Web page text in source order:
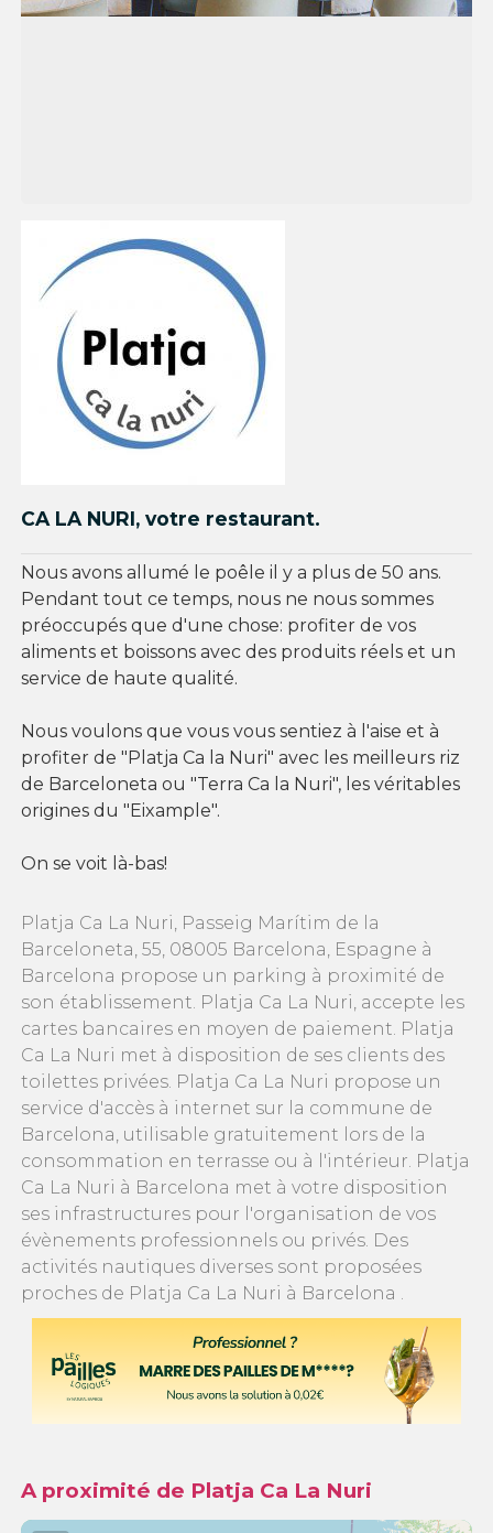
CA LA NURI, votre restaurant.
Nous avons allumé le poêle il y a plus de 50 ans.
Pendant tout ce temps, nous ne nous sommes
préoccupés que d'une chose: profiter de vos
aliments et boissons avec des produits réels et un
service de haute qualité.
Nous voulons que vous vous sentiez à l'aise et à
profiter de "Platja Ca la Nuri" avec les meilleurs riz
de Barceloneta ou "Terra Ca la Nuri", les véritables
origines du "Eixample".
On se voit là-bas!
Platja Ca La Nuri, Passeig Marítim de la
Barceloneta, 55, 08005 Barcelona, Espagne à
Barcelona propose un parking à proximité de
son établissement. Platja Ca La Nuri, accepte les
cartes bancaires en moyen de paiement. Platja
Ca La Nuri met à disposition de ses clients des
toilettes privées. Platja Ca La Nuri propose un
service d'accès à internet sur la commune de
Barcelona, utilisable gratuitement lors de la
consommation en terrasse ou à l'intérieur. Platja
Ca La Nuri à Barcelona met à votre disposition
ses infrastructures pour l'organisation de vos
évènements professionnels ou privés. Des
activités nautiques diverses sont proposées
proches de Platja Ca La Nuri à Barcelona .
A proximité de Platja Ca La Nuri